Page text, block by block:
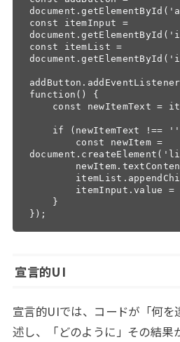
const itemInput =
const itemList =
function() {
});
宣言的UI
宣言的UIでは、コードが「何を
述し、「どのように」その結果